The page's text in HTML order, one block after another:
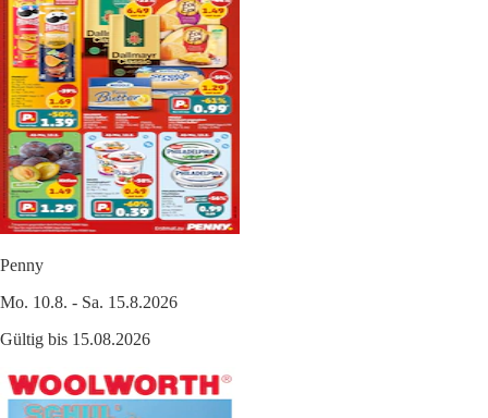
Penny
Mo. 10.8. - Sa. 15.8.2026
Gültig bis 15.08.2026